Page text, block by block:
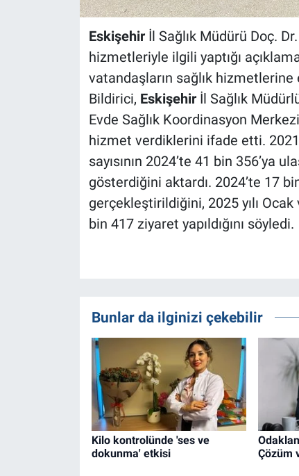
Eskişehirİl Sağlık Müdürü Doç.
hizmetleriyle ilgili yaptığı
vatandaşların sağlık hizmetlerine
Bildirici, Eskişehirİl Sağlık
Evde Sağlık Koordinasyon
hizmet verdiklerini ifade etti. 2021
sayısının 2024’te 41 bin 356’ya
gösterdiğini aktardı. 2024’te 17
gerçekleştirildiğini, 2025 yılı
bin 417 ziyaret yapıldığını söyledi.
Bunlar da ilginizi çekebilir
Kilo kontrolünde 'ses ve
dokunma' etkisi
Çözüm
Magazin
Bilim ve Teknoloji